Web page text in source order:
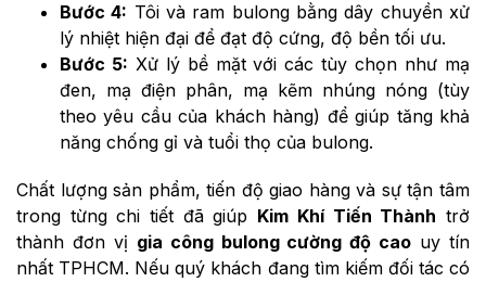
Bước 4: Tôi và ram bulong bằng dây chuyền xử
lý nhiệt hiện đại để đạt độ cứng, độ bền tối ưu.
Bước 5: Xử lý bề mặt với các tùy chọn như mạ
đen, mạ điện phân, mạ kẽm nhúng nóng (tùy
theo yêu cầu của khách hàng) để giúp tăng khả
năng chống gỉ và tuổi thọ của bulong.
Chất lượng sản phẩm, tiến độ giao hàng và sự tận tâm
trong từng chi tiết đã giúp Kim Khí Tiến Thành trở
thành đơn vị gia công bulong cường độ cao uy tín
nhất TPHCM. Nếu quý khách đang tìm kiếm đối tác có